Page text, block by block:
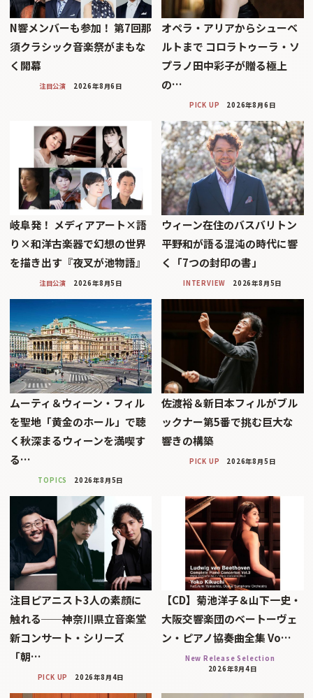
N響メンバーも参加！ 第7回那
須クラシック音楽祭がまもな
く開幕
注目公演 2026年8月6日
オペラ・アリアからシューベ
ルトまで コロラトゥーラ・ソ
プラノ田中彩子が贈る極上
の…
PICK UP 2026年8月6日
岐阜発！ メディアアート×語
り×和洋古楽器で幻想の世界
を描き出す『夜叉が池物語』
注目公演 2026年8月5日
ウィーン在住のバスバリトン
平野和が語る混沌の時代に響
く「7つの封印の書」
INTERVIEW 2026年8月5日
ムーティ＆ウィーン・フィル
を聖地「黄金のホール」で聴
く秋深まるウィーンを満喫す
る…
TOPICS 2026年8月5日
佐渡裕＆新日本フィルがブル
ックナー第5番で挑む巨大な
響きの構築
PICK UP 2026年8月5日
注目ピアニスト3人の素顔に
触れる──神奈川県立音楽堂
新コンサート・シリーズ
「朝…
PICK UP 2026年8月4日
【CD】菊池洋子＆山下一史・
大阪交響楽団のベートーヴェ
ン・ピアノ協奏曲全集 Vo…
New Release Selection
2026年8月4日